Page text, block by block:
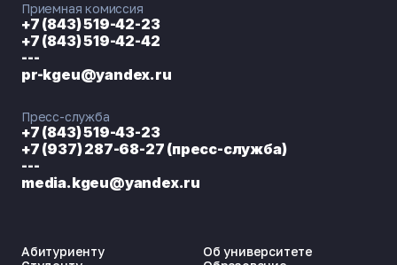
Абитуриенту
Об университете
Приемная комиссия
+7 (843) 519-42-23
+7 (843) 519-42-42
---
pr-kgeu@yandex.ru
Пресс-служба
+7 (843) 519-43-23
+7 (937) 287-68-27 (пресс-служба)
---
media.kgeu@yandex.ru